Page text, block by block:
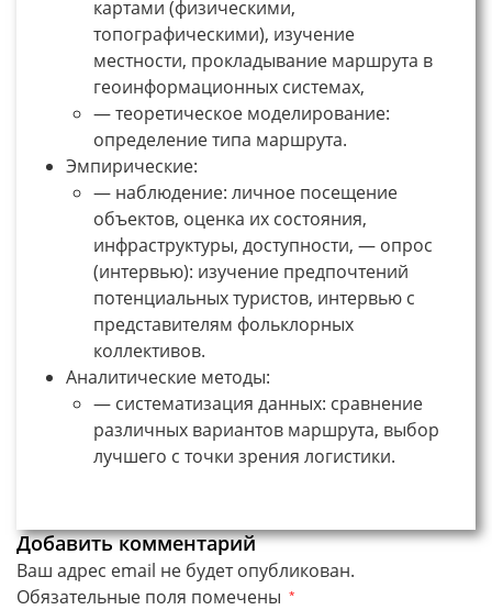
картами (физическими,
топографическими), изучение
местности, прокладывание маршрута в
геоинформационных системах,
— теоретическое моделирование:
определение типа маршрута.
Эмпирические:
— наблюдение: личное посещение
объектов, оценка их состояния,
инфраструктуры, доступности, — опрос
(интервью): изучение предпочтений
потенциальных туристов, интервью с
представителям фольклорных
коллективов.
Аналитические методы:
— систематизация данных: сравнение
различных вариантов маршрута, выбор
лучшего с точки зрения логистики.
Добавить комментарий
Ваш адрес email не будет опубликован.
Обязательные поля помечены *